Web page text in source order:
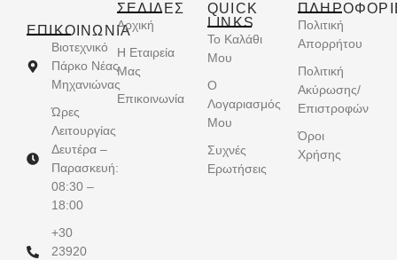
ΕΠΙΚΟΙΝΩΝΊΑ
Βιοτεχνικό
Πάρκο Νέας
Μηχανιώνας
Ώρες
Λειτουργίας
Δευτέρα –
Παρασκευή:
08:30 –
18:00
+30
23920
ΣΕΛΙΔΕΣ
Αρχική
Η Εταιρεία
Μας
Επικοινωνία
QUICK
LINKS
Το Καλάθι
Μου
Ο
Λογαριασμός
Μου
Συχνές
Ερωτήσεις
Πολιτική
Απορρήτου
Πολιτική
Ακύρωσης/
Επιστροφών
Όροι
Χρήσης